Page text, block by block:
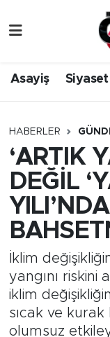
Asayiş Siyaset
HABERLER
‘ARTIK
DEĞİL
İklim
yangını riskini
iklim
sıcak ve kurak
olumsuz
Gündem
Sağlık &
Spor
Siyaset
Yerel Haber
Öncü
Öncü TV
Düzce
Düzce Hava
Düzce
Düzce
Süper Lig
Tüm
Son Dakika
Haber Arşivi